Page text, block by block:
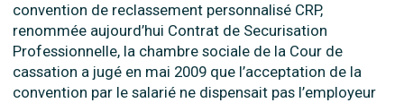
convention de reclassement personnalisé CRP,
renommée aujourd’hui Contrat de Securisation
Professionnelle, la chambre sociale de la Cour de
cassation a jugé en mai 2009 que l’acceptation de la
convention par le salarié ne dispensait pas l’employeur